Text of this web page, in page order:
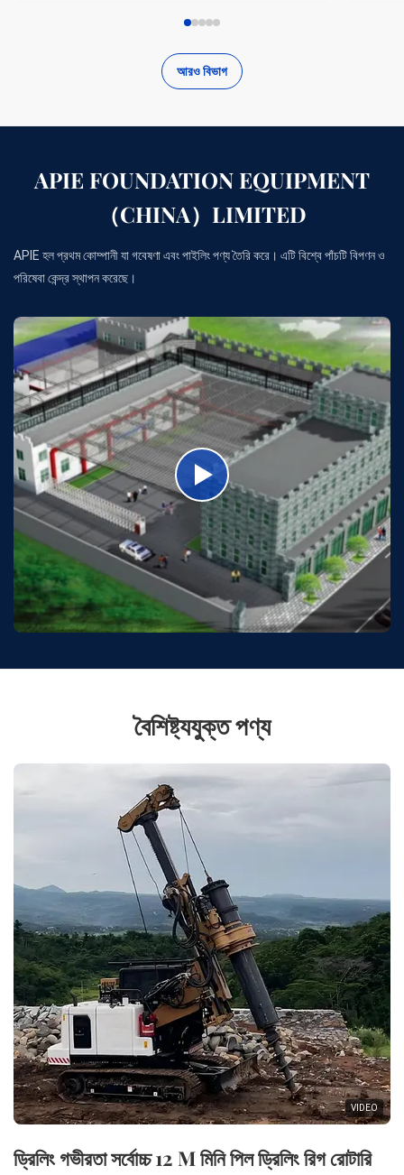
আরও বিভাগ
APIE FOUNDATION EQUIPMENT
（CHINA）LIMITED
APIE হল প্রথম কোম্পানী যা গবেষণা এবং পাইলিং পণ্য তৈরি করে। এটি বিশ্বে পাঁচটি বিপণন ও
পরিষেবা কেন্দ্র স্থাপন করেছে।
বৈশিষ্ট্যযুক্ত পণ্য
VIDEO
ড্রিলিং গভীরতা সর্বোচ্চ 12 M মিনি পিল ড্রিলিং রিগ রোটারি